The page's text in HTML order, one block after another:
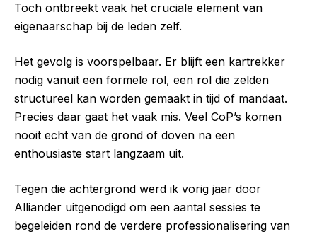
Toch ontbreekt vaak het cruciale element van
eigenaarschap bij de leden zelf.
Het gevolg is voorspelbaar. Er blijft een kartrekker
nodig vanuit een formele rol, een rol die zelden
structureel kan worden gemaakt in tijd of mandaat.
Precies daar gaat het vaak mis. Veel CoP’s komen
nooit echt van de grond of doven na een
enthousiaste start langzaam uit.
Tegen die achtergrond werd ik vorig jaar door
Alliander uitgenodigd om een aantal sessies te
begeleiden rond de verdere professionalisering van